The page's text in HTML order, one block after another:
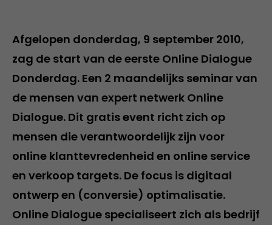
Afgelopen donderdag, 9 september 2010,
zag de start van de eerste Online Dialogue
Donderdag. Een 2 maandelijks seminar van
de mensen van expert netwerk Online
Dialogue. Dit gratis event richt zich op
mensen die verantwoordelijk zijn voor
online klanttevredenheid en online service
en verkoop targets. De focus is digitaal
ontwerp en (conversie) optimalisatie.
Online Dialogue specialiseert zich als bedrijf